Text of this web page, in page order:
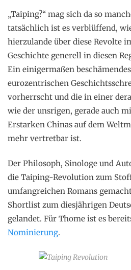
„Taiping?“ mag sich da so
tatsächlich ist es verblüffend,
hierzulande über diese Revolte
Geschichte generell in diesen
Ein einigermaßen
eurozentrischen
vorherrscht und die in einer
wie der unsrigen, gerade auch
Erstarken Chinas auf dem
mehr vertretbar ist.
Der Philosoph, Sinologe und
die Taiping-Revolution zum
umfangreichen Romans
Shortlist zum diesjährigen
gelandet. Für Thome ist es
Nominierung.